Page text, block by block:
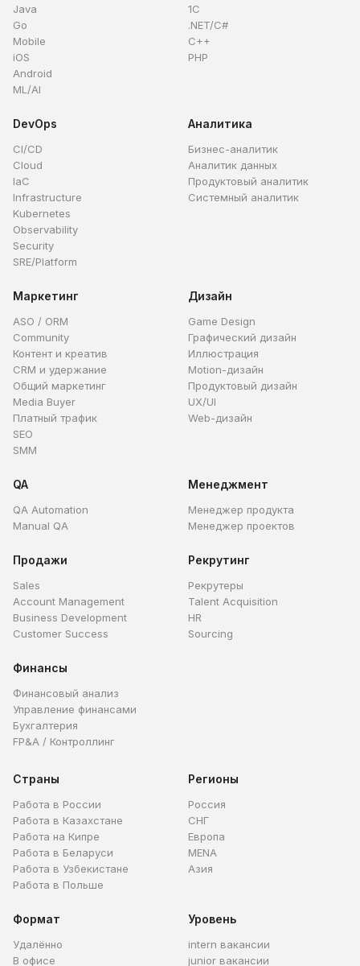
Java
Go
Mobile
iOS
Android
ML/AI
1C
.NET/C#
C++
PHP
DevOps
CI/CD
Cloud
IaC
Infrastructure
Kubernetes
Observability
Security
SRE/Platform
Аналитика
Бизнес-аналитик
Аналитик данных
Продуктовый аналитик
Системный аналитик
Маркетинг
ASO / ORM
Community
Контент и креатив
CRM и удержание
Общий маркетинг
Media Buyer
Платный трафик
SEO
SMM
Дизайн
Game Design
Графический дизайн
Иллюстрация
Motion-дизайн
Продуктовый дизайн
UX/UI
Web-дизайн
QA
QA Automation
Manual QA
Менеджмент
Менеджер продукта
Менеджер проектов
Продажи
Sales
Account Management
Business Development
Customer Success
Рекрутинг
Рекрутеры
Talent Acquisition
HR
Sourcing
Финансы
Финансовый анализ
Управление финансами
Бухгалтерия
FP&A / Контроллинг
Страны
Работа в России
Работа в Казахстане
Работа на Кипре
Работа в Беларуси
Работа в Узбекистане
Работа в Польше
Регионы
Россия
СНГ
Европа
MENA
Азия
Формат
Удалённо
В офисе
Уровень
intern вакансии
junior вакансии